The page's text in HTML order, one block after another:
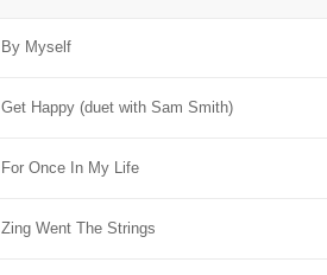
By Myself
Get Happy (duet with Sam Smith)
For Once In My Life
Zing Went The Strings